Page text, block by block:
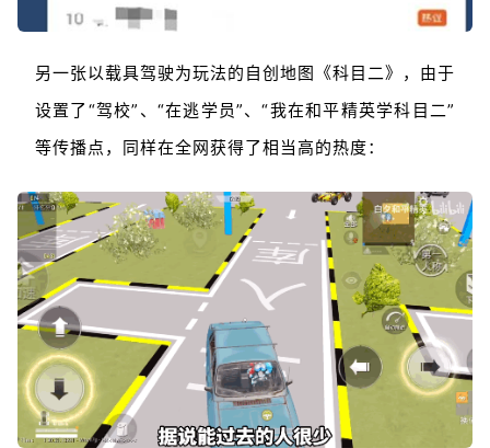
另一张以载具驾驶为玩法的自创地图《科目二》，由于
设置了“驾校”、“在逃学员”、“我在和平精英学科目二”
等传播点，同样在全网获得了相当高的热度：